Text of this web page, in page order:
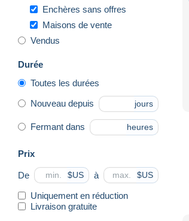
Enchères sans offres
Maisons de vente
Vendus
Durée
Toutes les durées
Nouveau depuis jours
Fermant dans heures
Prix
De $US à $US
Uniquement en réduction
Livraison gratuite